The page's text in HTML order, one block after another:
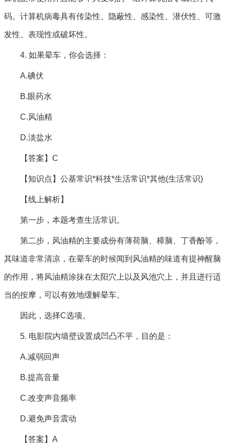
码。计算机病毒具有传染性、隐蔽性、感染性、潜伏性、可激
发性、表现性或破坏性。
4. 如果晕车，你会选择：
A.碘伏
B.眼药水
C.风油精
D.淡盐水
【答案】C
【知识点】公基常识*科技*生活常识*其他(生活常识)
【线上解析】
第一步，本题考查生活常识。
第二步，风油精的主要成份有薄荷脑、樟脑、丁香酚等，
其味道非常清凉，在晕车的时候闻到风油精的味道有提神醒脑
的作用，将风油精涂抹在太阳穴上以及风池穴上，并且进行适
当的按摩，可以有效地缓解晕车。
因此，选择C选项。
5. 电影院内墙壁设置成凹凸不平，目的是：
A.减弱回声
B.提高音量
C.改变声音频率
D.避免声音震动
【答案】A